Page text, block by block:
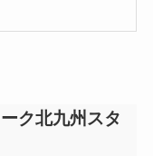
ク北九州スタ